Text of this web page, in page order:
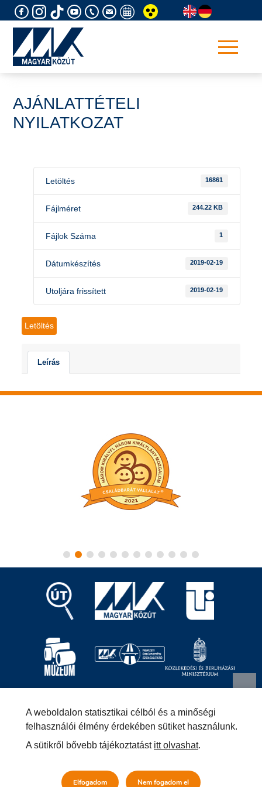
to
AJÁNLATTÉTELI
NYILATKOZAT
Letöltés 16861
Fájlméret 244.22 KB
Fájlok Száma 1
Dátumkészítés 2019-02-19
Utoljára frissített 2019-02-19
Letöltés
Leírás
1024 Budapest, Fényes
Elek utca 7-13.
+36 (1) 819-9000 info@kozut.hu
MKNZRT (KRID: 153207128) Hivatali Kapu
Közérdekű adatok Impresszum
Másolatkészítési szabályzat –
Jogi közlemény
Általános szerződési feltételek
A weboldalon statisztikai célból és a minőségi
felhasználói élmény érdekében sütiket használunk.
A sütikről bővebb tájékoztatást itt olvashat.
Elfogadom Nem fogadom el